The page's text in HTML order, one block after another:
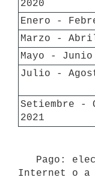
2020
Enero -
Marzo -
Mayo - Junio
Julio -
Setiembre -
2021
Internet o a